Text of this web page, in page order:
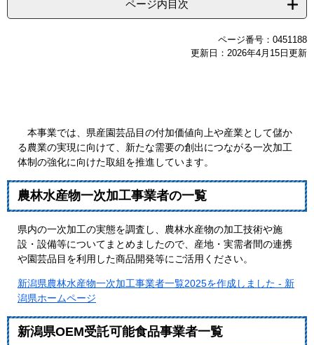
ページ内目次
ページ番号：0451188
更新日：2026年4月15日更新
本事業では、県産園芸品目の付加価値向上や産業として儲か
る農業の実現に向けて、新たな需要の創出につながる一次加工
体制の強化に向けた取組を推進しています。
農林水産物一次加工事業者の一覧
県内の一次加工の実態を調査し、農林水産物の加工技術や施
設・設備等についてまとめましたので、産地・実需者間の連携
や園芸品目を利用した商品開発等にご活用ください。
新潟県農林水産物一次加工事業者一覧2025を作成しました - 新
潟県ホームページ
新潟県OEM受託可能食品事業者一覧